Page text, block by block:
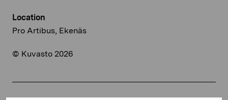
Location
Pro Artibus, Ekenäs
© Kuvasto 2026